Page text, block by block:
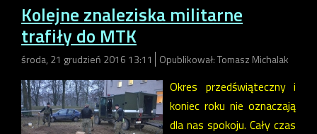
Kolejne znaleziska militarne
trafiły do MTK
środa, 21 grudzień 2016 13:11 Opublikował: Tomasz Michalak
Okres przedświąteczny i
koniec roku nie oznaczają
dla nas spokoju. Cały czas